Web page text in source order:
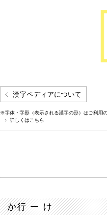
漢字ペディアについて
※字体・字形（表示される漢字の形）はご利用
詳しくはこちら
か行 ー け